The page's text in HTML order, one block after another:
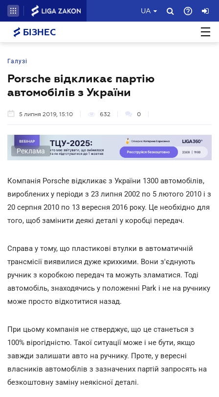
UA
БІЗНЕС
Галузі
Porsche відкликає партію
автомобілів з України
5 липня 2019, 15:10 632 0
Реклама
Компанія Porsche відкликає з України 1300 автомобілів,
вироблених у періоди з 23 липня 2002 по 5 лютого 2010 і з
20 серпня 2010 по 13 вересня 2016 року. Це необхідно для
того, щоб замінити деякі деталі у коробці передач.
Справа у тому, що пластикові втулки в автоматичній
трансмісії виявилися дуже крихкими. Вони з'єднують
ручник з коробкою передач та можуть зламатися. Тоді
автомобіль, знаходячись у положенні Park і не на ручнику
може просто відкотитися назад.
При цьому компанія не стверджує, що це станеться з
100% вірогідністю. Такої ситуації може і не бути, якщо
завжди залишати авто на ручнику. Проте, у вересні
власників автомобілів з зазначених партій запросять на
безкоштовну заміну неякісної деталі.